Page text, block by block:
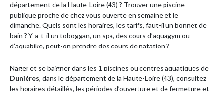
département de la Haute-Loire (43) ? Trouver une piscine
publique proche de chez vous ouverte en semaine et le
dimanche. Quels sont les horaires, les tarifs, faut-il un bonnet de
bain ? Y-a-t-il un toboggan, un spa, des cours d’aquagym ou
d’aquabike, peut-on prendre des cours de natation ?
Nager et se baigner dans les 1 piscines ou centres aquatiques de
Dunières, dans le département de la Haute-Loire (43), consultez
les horaires détaillés, les périodes d’ouverture et de fermeture et